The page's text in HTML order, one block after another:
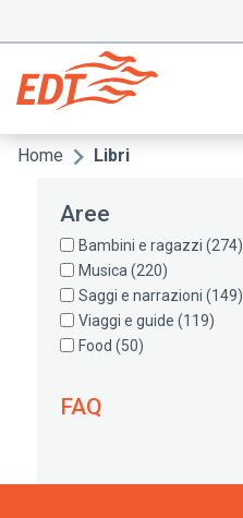
contenuto
principale
Menu
secondario
Briciole
pane
Home Libri
Aree
Bambini e ragazzi (274)
Musica (220)
Saggi e narrazioni (149)
Viaggi e guide (119)
Food (50)
FAQ